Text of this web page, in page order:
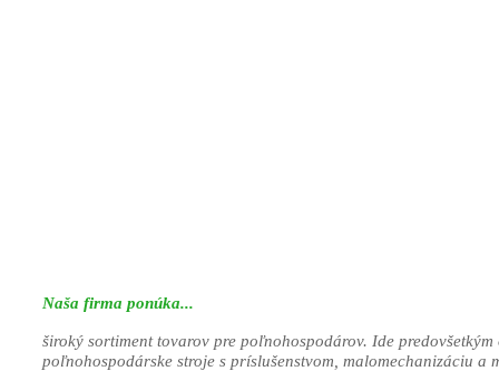
Naša firma ponúka...
široký sortiment tovarov pre poľnohospodárov. Ide
poľnohospodárske stroje s príslušenstvom, malomechanizáciu a